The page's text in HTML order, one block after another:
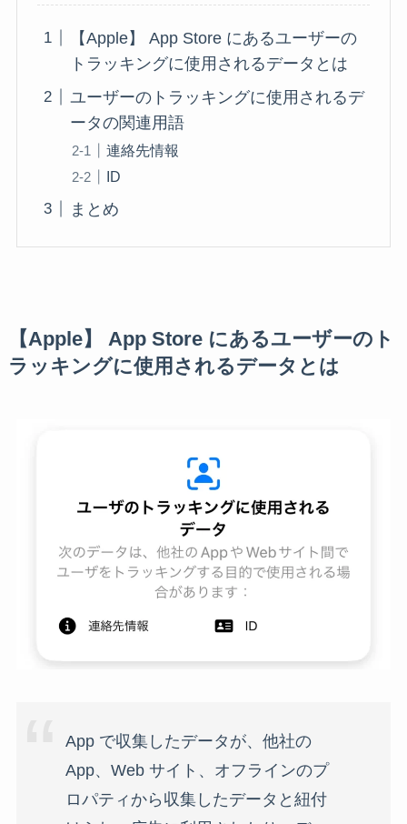
【Apple】 App Store にあるユーザーの
トラッキングに使用されるデータとは
ユーザーのトラッキングに使用されるデ
ータの関連用語
連絡先情報
ID
まとめ
【Apple】 App Store にあるユーザーのト
ラッキングに使用されるデータとは
App で収集したデータが、他社の
App、Web サイト、オフラインのプ
ロパティから収集したデータと紐付